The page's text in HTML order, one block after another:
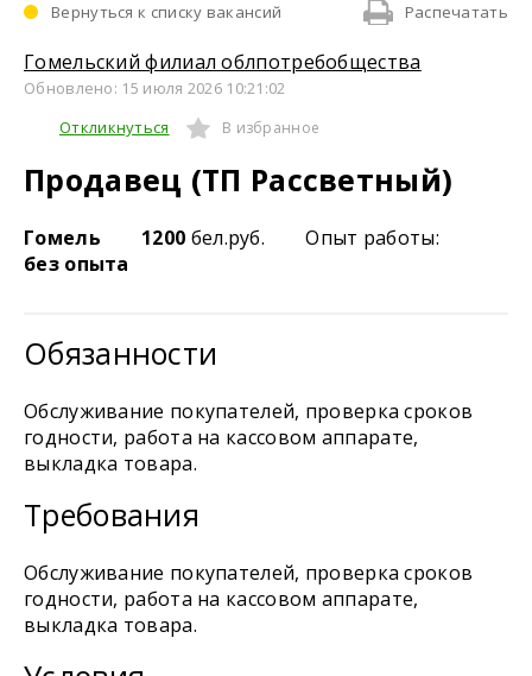
Вернуться к списку вакансий Распечатать
Гомельский филиал облпотребобщества
Обновлено: 15 июля 2026 10:21:02
Откликнуться
В избранное
Продавец (ТП Рассветный)
Гомель 1200 бел.руб.
Опыт работы:
без опыта
Обязанности
Обслуживание покупателей, проверка сроков
годности, работа на кассовом аппарате,
выкладка товара.
Требования
Обслуживание покупателей, проверка сроков
годности, работа на кассовом аппарате,
выкладка товара.